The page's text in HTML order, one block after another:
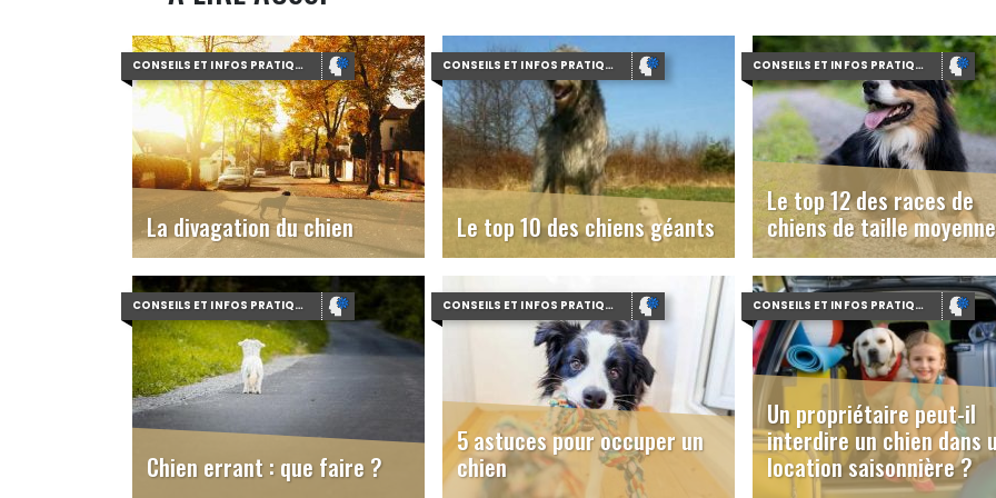
CONSEILS ET INFOS PRATIQUES
La divagation du chien
CONSEILS ET INFOS PRATIQUES
Le top 10 des chiens géants
CONSEILS ET INFOS PRATIQUES
Le top 12 des races de
chiens de taille moyenne
CONSEILS ET INFOS PRATIQUES
Chien errant : que faire ?
CONSEILS ET INFOS PRATIQUES
5 astuces pour occuper un
chien
CONSEILS ET INFOS PRATIQUES
Un propriétaire peut-il
interdire un chien dans
location saisonnière ?